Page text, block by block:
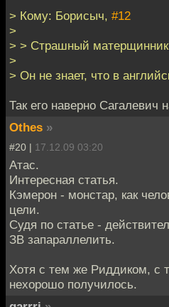
> Кому: Борисыч, #12
>
> > Страшный
>
> Он не знает, что в
Так его наверно Сагалевич
Othes »
#20 | 17.12.09 03:20
Атас.
Интересная статья.
Кэмерон - монстар, как
цели.
Судя по статье -
ЗВ запараллелить.
Хотя с тем же Риддиком, с
нехорошо получилось.